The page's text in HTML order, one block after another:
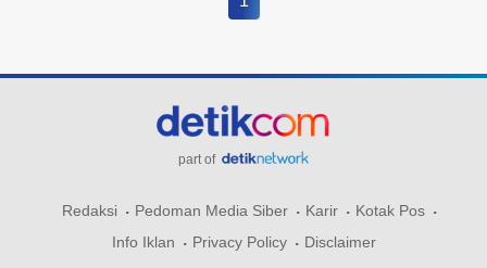
part of
Redaksi Pedoman Media Siber Karir
Kotak Pos
Info Iklan
Privacy Policy Disclaimer